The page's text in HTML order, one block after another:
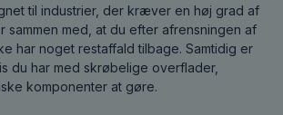
til industrier, der kræver en høj grad af
sammen med, at du efter afrensningen af
har noget restaffald tilbage. Samtidig er
du har med skrøbelige overflader,
komponenter at gøre.